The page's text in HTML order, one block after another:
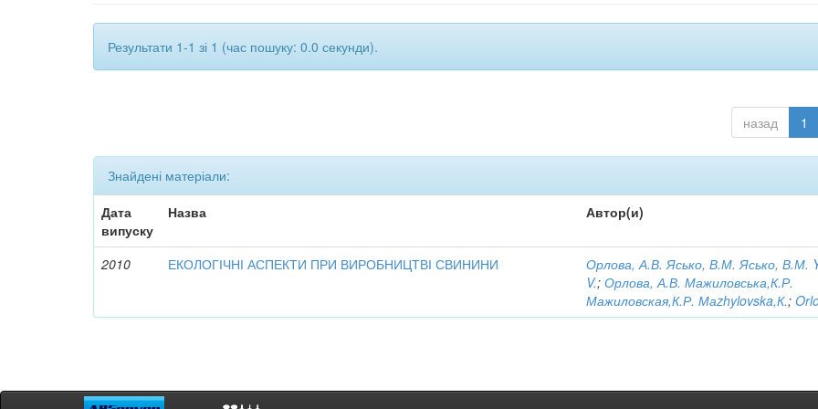
Результати 1-1 зі 1 (час пошуку: 0.0 секунди).
назад 1
Знайдені матеріали:
Дата
випуску
Назва Автор(и)
2010 ЕКОЛОГІЧНІ АСПЕКТИ ПРИ ВИРОБНИЦТВІ СВИНИНИ
Орлова, А.В. Ясько, В.М. Ясько, В.М.
V.;Орлова, А.В. Мажиловська,К.Р.
Мажиловская,К.Р. Маzhylovska,К.;